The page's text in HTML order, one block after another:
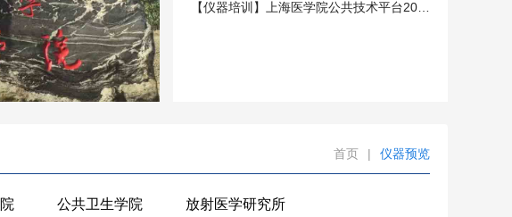
首页 | 仪器预览
公共卫生学院 放射医学研究所